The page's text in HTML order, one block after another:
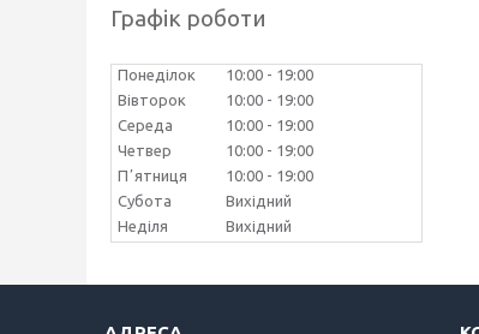
Графік роботи
Понеділок 10:00
19:00
Вівторок
10:00
19:00
Середа
10:00
19:00
Четвер
10:00
19:00
Пʼятниця
10:00
19:00
Субота
Вихідний
Неділя
Вихідний